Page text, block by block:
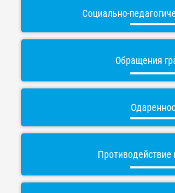
Социально-
Обращения
Противодействие